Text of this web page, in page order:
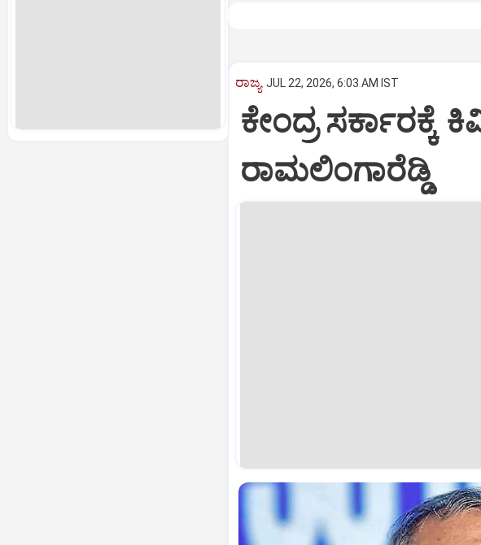
ರಾಜ್ಯ JUL 22, 2026, 6:03 AM IST
ಕೇಂದ್ರ ಸರ್ಕಾರಕ್ಕೆ
ರಾಮಲಿಂಗಾರೆಡ್ಡಿ